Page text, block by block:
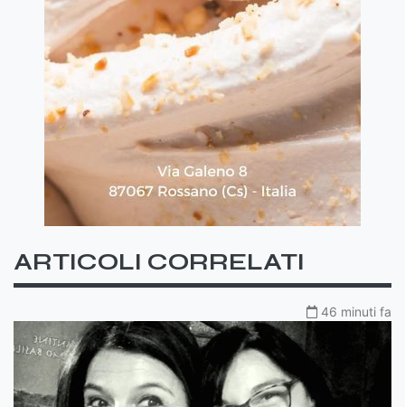
ARTICOLI CORRELATI
46 minuti fa